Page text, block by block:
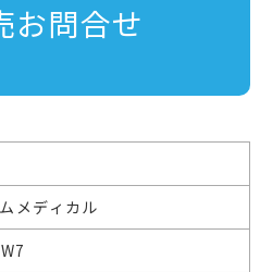
お問合せ
メディカル